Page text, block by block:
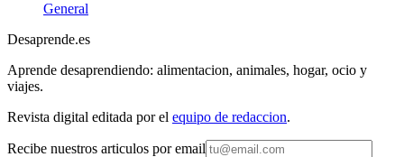
General
Desaprende.es
Aprende desaprendiendo: alimentacion, animales, hogar, ocio y
viajes.
Revista digital editada por el equipo de redaccion.
Recibe nuestros articulos por email